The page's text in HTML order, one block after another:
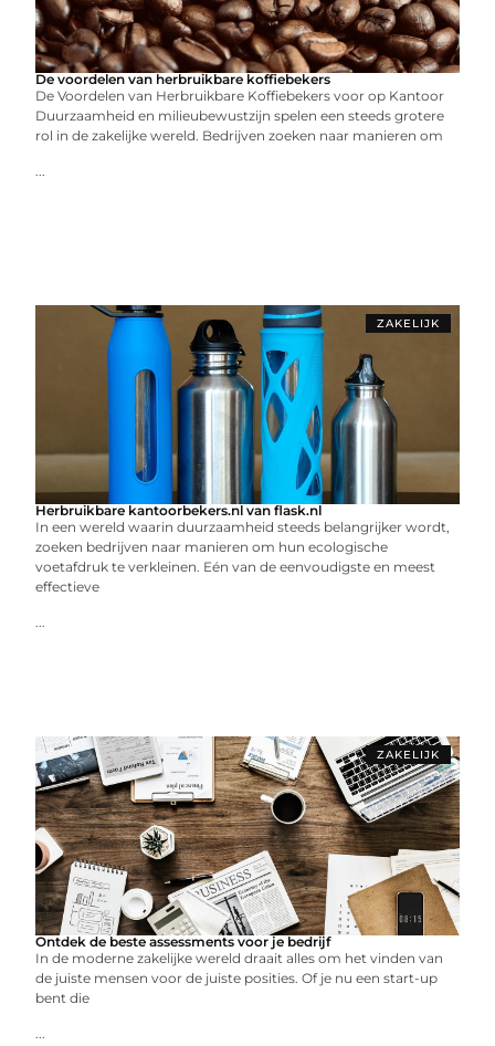
De voordelen van herbruikbare koffiebekers
De Voordelen van Herbruikbare Koffiebekers voor op Kantoor
Duurzaamheid en milieubewustzijn spelen een steeds grotere
rol in de zakelijke wereld. Bedrijven zoeken naar manieren om
...
ZAKELIJK
Herbruikbare kantoorbekers.nl van flask.nl
In een wereld waarin duurzaamheid steeds belangrijker wordt,
zoeken bedrijven naar manieren om hun ecologische
voetafdruk te verkleinen. Eén van de eenvoudigste en meest
effectieve
...
ZAKELIJK
Ontdek de beste assessments voor je bedrijf
In de moderne zakelijke wereld draait alles om het vinden van
de juiste mensen voor de juiste posities. Of je nu een start-up
bent die
...